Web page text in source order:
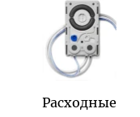
Расходные